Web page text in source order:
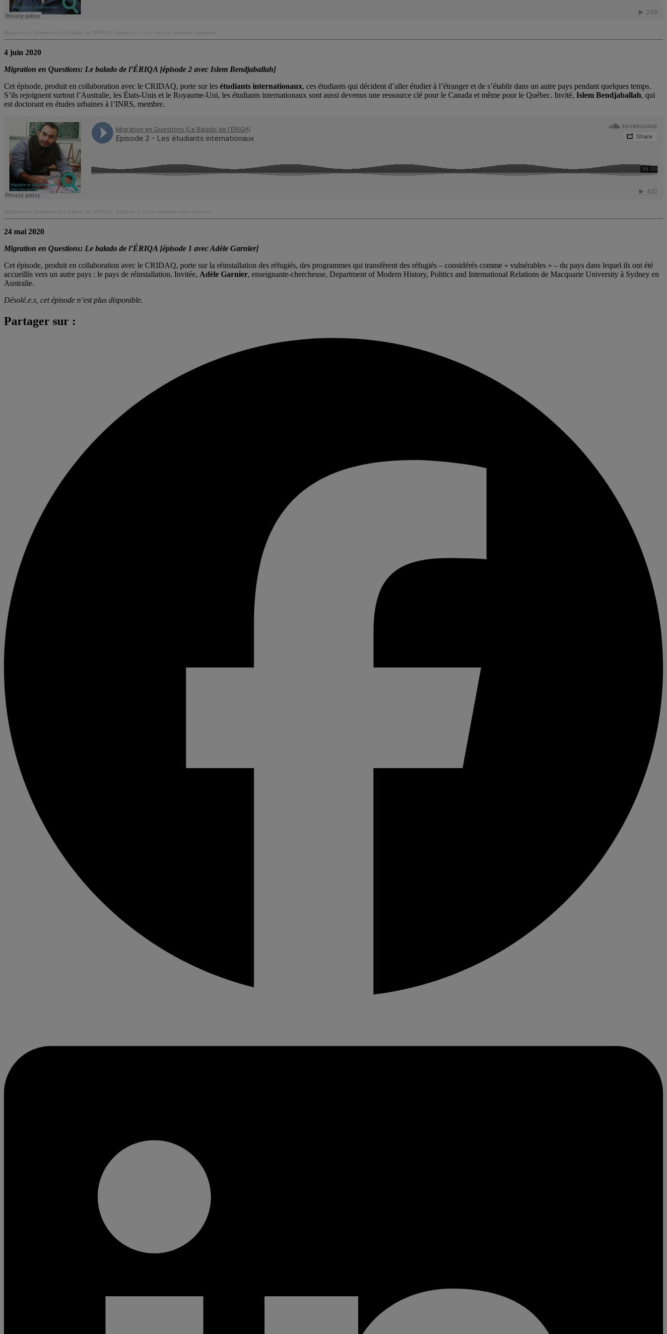
Migration en Questions (Le Balado de l’ÉRIQA) Episode 3 – La mort en contexte migratoire
4 juin 2020
Migration en Questions: Le balado de l’ÉRIQA [épisode 2 avec Islem Bendjaballah]
Cet épisode, produit en collaboration avec le CRIDAQ, porte sur les étudiants internationaux, ces étudiants qui décident d’aller étudier à l’étranger et de s’établir dans un autre pays pendant quelques temps.
S’ils rejoignent surtout l’Australie, les États-Unis et le Royaume-Uni, les étudiants internationaux sont aussi devenus une ressource clé pour le Canada et même pour le Québec. Invité, Islem Bendjaballah, qui
est doctorant en études urbaines à l’INRS, membre.
Migration en Questions (Le Balado de l’ÉRIQA) Episode 2 – Les étudiants internationaux
24 mai 2020
Migration en Questions: Le balado de l’ÉRIQA [épisode 1 avec Adèle Garnier]
Cet épisode, produit en collaboration avec le CRIDAQ, porte sur la réinstallation des réfugiés, des programmes qui transfèrent des réfugiés – considérés comme « vulnérables » – du pays dans lequel ils ont été
accueillis vers un autre pays : le pays de réinstallation. Invitée, Adèle Garnier, enseignante-chercheuse, Department of Modern History, Politics and International Relations de Macquarie University à Sydney en
Australie.
Désolé.e.s, cet épisode n’est plus disponible.
Partager sur :